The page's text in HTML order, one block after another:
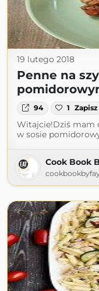
19 lutego 2018
Penne na
94 1 Zapisz
Witajcie!Dziś mam
w sosie
Cook Book